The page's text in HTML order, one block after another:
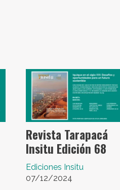
Revista Tarapacá
Insitu Edición 68
Ediciones Insitu
07/12/2024